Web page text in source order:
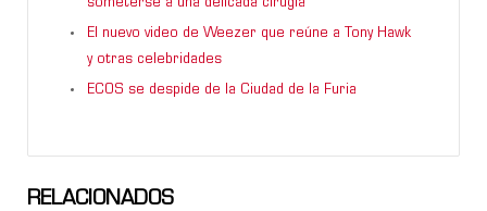
someterse a una delicada cirugía
El nuevo video de Weezer que reúne a Tony Hawk
y otras celebridades
ECOS se despide de la Ciudad de la Furia
RELACIONADOS